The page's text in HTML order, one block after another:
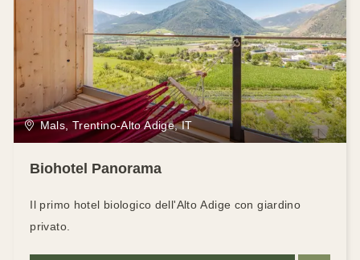
Mals, Trentino-Alto Adige, IT
Biohotel Panorama
Il primo hotel biologico dell'Alto Adige con giardino
privato.